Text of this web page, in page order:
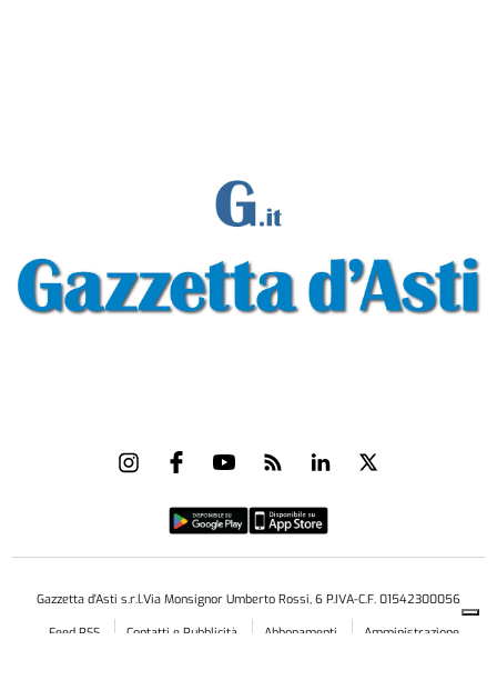
Gazzetta d'Asti s.r.l.Via Monsignor Umberto Rossi, 6 P.IVA-C.F. 01542300056
Feed RSS
Contatti e Pubblicità Abbonamenti
Amministrazione